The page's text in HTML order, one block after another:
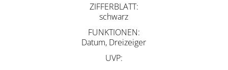
ZIFFERBLATT
schwarz
FUNKTIONEN
Datum, Dreizeiger
UVP